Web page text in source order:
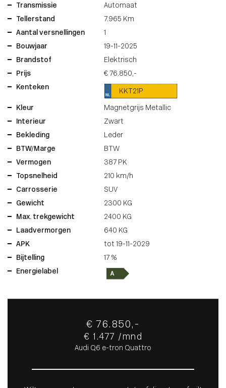
Transmissie
Automaat
Tellerstand
7.965 Km
Aantal versnellingen
1
Bouwjaar
19-11-2025
Brandstof
Elektrisch
Prijs
€ 76.850,-
Kenteken
KKT21P
Kleur
Magnetgrijs Metallic
Interieur
Zwart
Bekleding
Leder
BTW/Marge
BTW
Vermogen
387 PK
Topsnelheid
210 km/h
Carrosserie
SUV
Gewicht
2300 KG
Max. trekgewicht
2400 KG
Laadvermorgen
640 KG
APK
tot 19-11-2029
Bijtelling
17 %
Energielabel
€ 76.850,-
€ 1.477 /mnd
Audi Q6 e-tron Quattro